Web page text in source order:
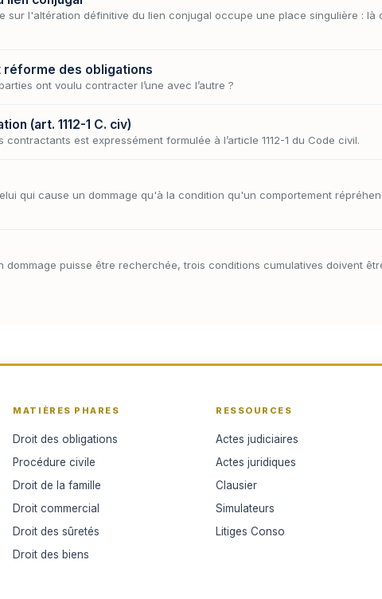
sur l'altération définitive du lien conjugal occupe une place singulière : là
des obligations
ont voulu contracter l’une avec l’autre ?
(art. 1112-1 C. civ)
est expressément formulée à l’article 1112-1 du Code civil.
qui cause un dommage qu'à la condition qu'un comportement
dommage puisse être recherchée, trois conditions cumulatives doivent
MATIÈRES PHARES
Droit des obligations
Procédure civile
Droit de la famille
Droit commercial
Droit des sûretés
Droit des biens
RESSOURCES
Actes judiciaires
Actes juridiques
Clausier
Simulateurs
Litiges Conso